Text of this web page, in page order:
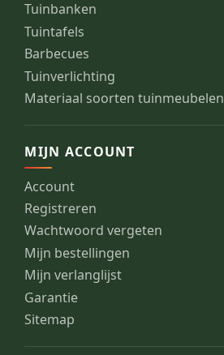
Tuinbanken
Tuintafels
Barbecues
Tuinverlichting
Materiaal soorten tuinmeubelen
MIJN ACCOUNT
Account
Registreren
Wachtwoord vergeten
Mijn bestellingen
Mijn verlanglijst
Garantie
Sitemap